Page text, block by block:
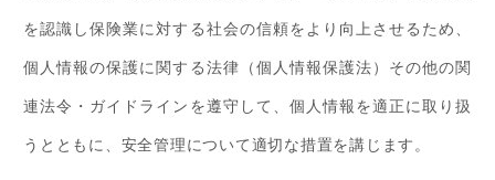
を認識し保険業に対する社会の信頼をより向上させるため、
個人情報の保護に関する法律（個人情報保護法）その他の関
連法令・ガイドラインを遵守して、個人情報を適正に取り扱
うとともに、安全管理について適切な措置を講じます。